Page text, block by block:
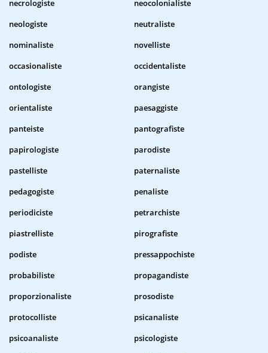
necrologiste
neocolonialiste
neologiste
neutraliste
nominaliste
novelliste
occasionaliste
occidentaliste
ontologiste
orangiste
orientaliste
paesaggiste
panteiste
pantografiste
papirologiste
parodiste
pastelliste
paternaliste
pedagogiste
penaliste
periodiciste
petrarchiste
piastrelliste
pirografiste
podiste
pressappochiste
probabiliste
propagandiste
proporzionaliste
prosodiste
protocolliste
psicanaliste
psicoanaliste
psicologiste